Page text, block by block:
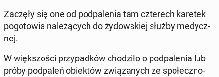
Zaczęły się one od pod­pa­le­nia tam czte­rech karetek
po­go­to­wia na­le­żą­cych do ży­dow­skiej służby me­dycz­
nej.
W więk­szo­ści przy­pad­ków cho­dzi­ło o pod­pa­le­nia lub
próby pod­pa­leń obiek­tów zwią­za­nych ze spo­łecz­no­